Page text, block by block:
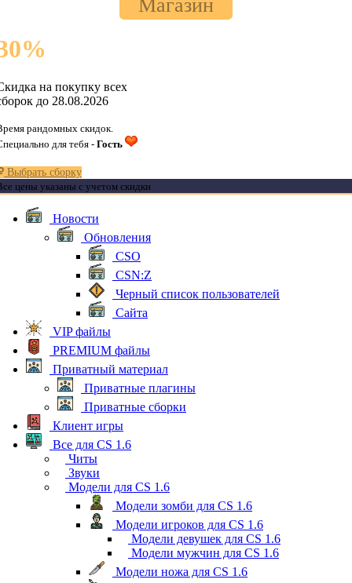
Магазин
%
на покупку всех
до 28.08.2026
рандомных скидок.
для тебя - Гость
Выбрать сборку
цены указаны с учетом скидки
Новости
Обновления
CSO
CSN:Z
Черный список пользователей
Сайта
VIP файлы
PREMIUM файлы
Приватный материал
Приватные плагины
Приватные сборки
Клиент игры
Все для CS 1.6
Читы
Звуки
Модели для CS 1.6
Модели зомби для CS 1.6
Модели игроков для CS 1.6
Модели девушек для CS 1.6
Модели мужчин для CS 1.6
Модели ножа для CS 1.6